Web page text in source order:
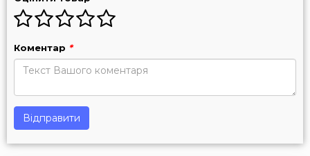
Коментар *
Відправити